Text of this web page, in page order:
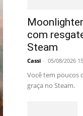
com
Steam
Cassi - 05/08/2026
Você tem poucos
graça no Steam.